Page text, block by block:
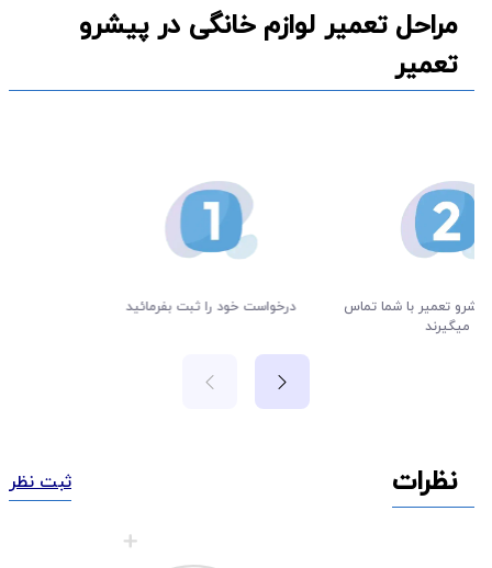
مراحل تعمیر لوازم خانگی در پیشرو
تعمیر
تعمیر با شما تماس
درخواست خود را ثبت بفرمائید
نظرات ثبت نظر